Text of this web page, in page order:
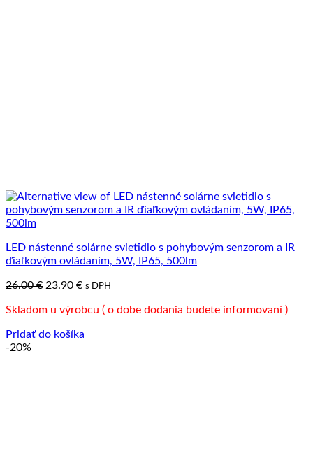
LED nástenné solárne svietidlo s pohybovým senzorom a IR
ďiaľkovým ovládaním, 5W, IP65, 500lm
26.00€ Pôvodná
bola:
23.90 €Aktuálna
je:
s DPH
Skladom u výrobcu ( o dobe dodania budete informovaní )
Pridať do košíka
-20%